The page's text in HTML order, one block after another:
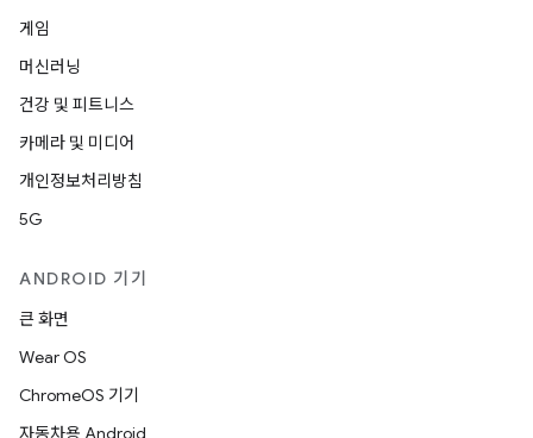
게임
머신러닝
건강 및 피트니스
카메라 및 미디어
개인정보처리방침
5G
ANDROID 기기
큰 화면
Wear OS
ChromeOS 기기
자동차용 Android